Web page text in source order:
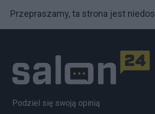
Przepraszamy, ta strona jest
Podziel się swoją opinią